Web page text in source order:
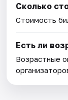
Сколько
Стоимость
Есть ли
Возрастные